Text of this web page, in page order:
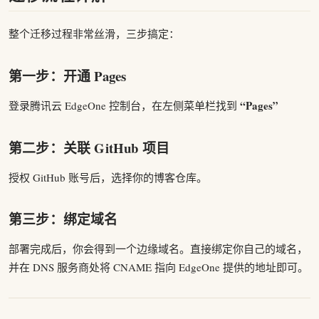
整个迁移过程非常丝滑，三步搞定：
第一步：开通 Pages
登录腾讯云 EdgeOne 控制台，在左侧菜单栏找到 “Pages”
第二步：关联 GitHub 项目
授权 GitHub 账号后，选择你的博客仓库。
第三步：绑定域名
部署完成后，你会得到一个边缘域名。直接绑定你自己的域名，
并在 DNS 服务商处将 CNAME 指向 EdgeOne 提供的地址即可。